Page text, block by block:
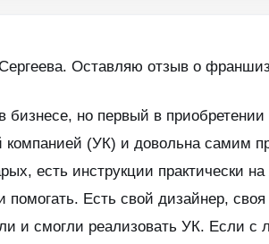
Оставляю отзыв о
но первый в
(УК) и довольна самим
есть инструкции практически
помогать. Есть свой дизайнер,
и смогли реализовать УК. Если с